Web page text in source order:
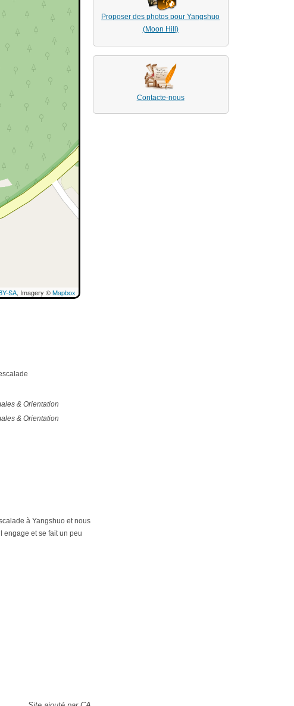
SA, Imagery ©Mapbox
& Orientation
& Orientation
à Yangshuo et nous
engage et se fait un peu
Proposer des photos pour Yangshuo
(Moon Hill)
Contacte-nous